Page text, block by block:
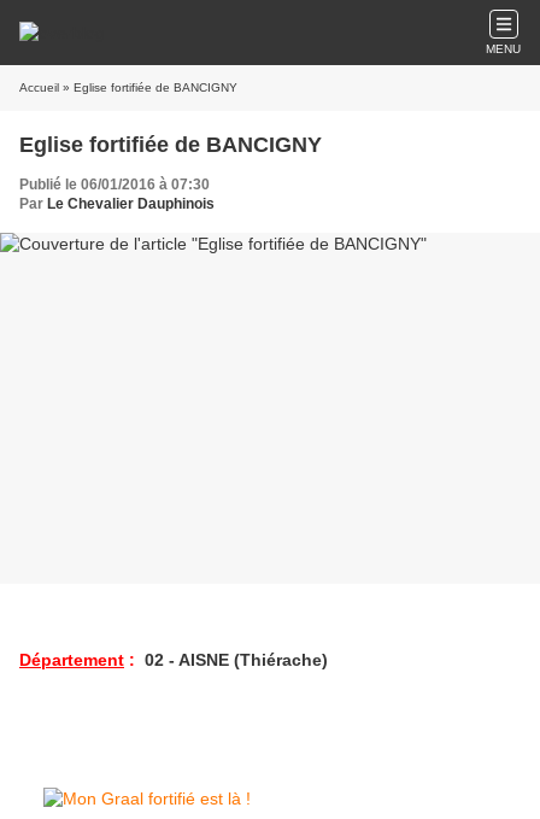
MENU
Accueil » Eglise fortifiée de BANCIGNY
Eglise fortifiée de BANCIGNY
Publié le 06/01/2016 à 07:30
Par Le Chevalier Dauphinois
Département : 02 - AISNE (Thiérache)